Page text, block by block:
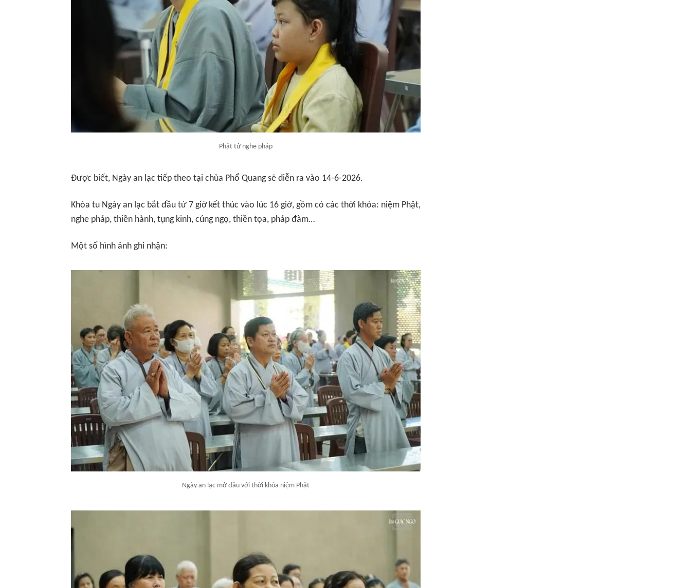
Phật tử nghe pháp
Được biết, Ngày an lạc tiếp theo tại chùa Phổ Quang sẽ diễn ra vào 14-6-2026.
Khóa tu Ngày an lạc bắt đầu từ 7 giờ kết thúc vào lúc 16 giờ, gồm có các thời khóa: niệm Phật,
nghe pháp, thiền hành, tụng kinh, cúng ngọ, thiền tọa, pháp đàm…
Một số hình ảnh ghi nhận:
Ngày an lạc mở đầu với thời khóa niệm Phật